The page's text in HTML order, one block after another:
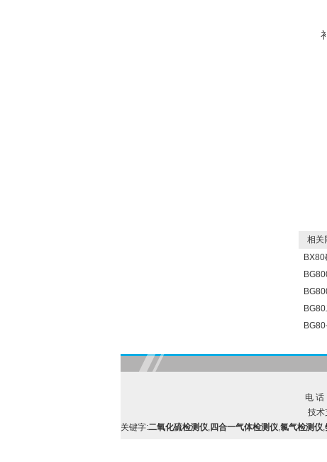
相关
电
技术
关键字:二氧化硫检测仪,四合一气体检测仪,氯气检测仪,